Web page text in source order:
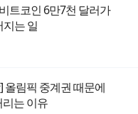
트코인 6만7천 달러가
는 일
올림픽 중계권 때문에
리는 이유